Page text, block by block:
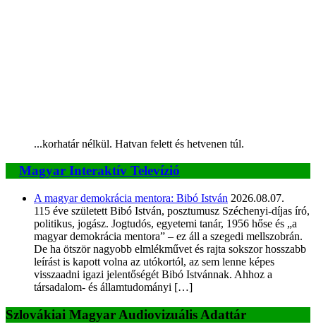
...korhatár nélkül. Hatvan felett és hetvenen túl.
Magyar Interaktív Televízió
A magyar demokrácia mentora: Bibó István 2026.08.07.
115 éve született Bibó István, posztumusz Széchenyi-díjas író,
politikus, jogász. Jogtudós, egyetemi tanár, 1956 hőse és „a
magyar demokrácia mentora” – ez áll a szegedi mellszobrán.
De ha ötször nagyobb elmlékművet és rajta sokszor hosszabb
leírást is kapott volna az utókortól, az sem lenne képes
visszaadni igazi jelentőségét Bibó Istvánnak. Ahhoz a
társadalom- és államtudományi […]
Szlovákiai Magyar Audiovizuális Adattár